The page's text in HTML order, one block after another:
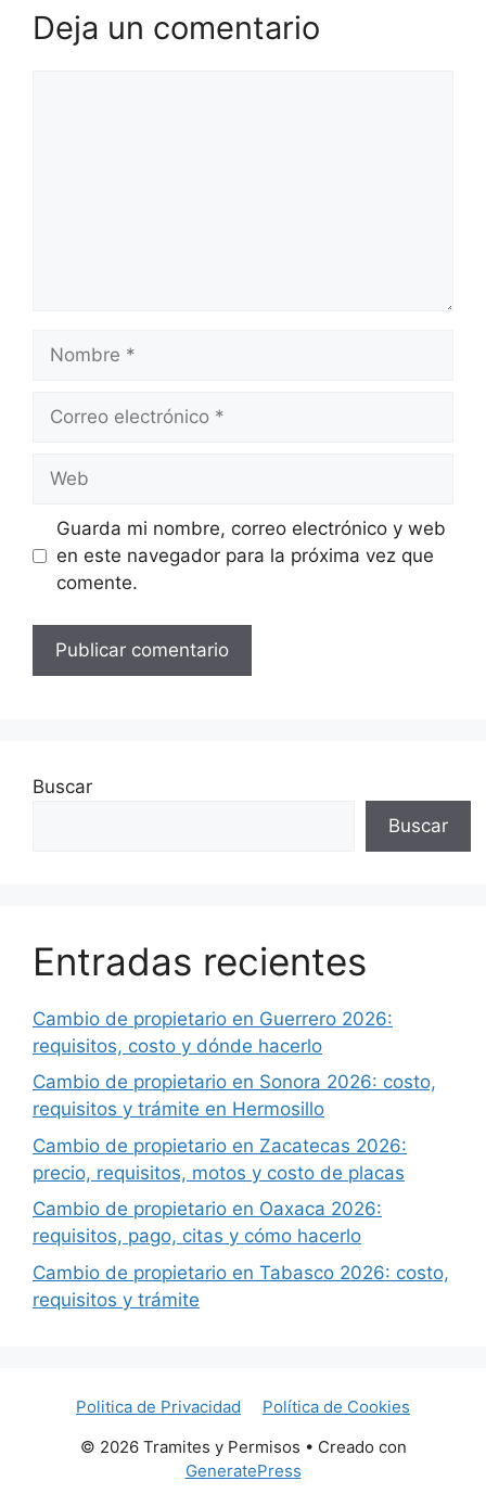
Deja un comentario
Nombre
Correo
Web
Guarda mi nombre, correo electrónico y web
en este navegador para la próxima vez que
comente.
Buscar
Buscar
Entradas recientes
Cambio de propietario en Guerrero 2026:
requisitos, costo y dónde hacerlo
Cambio de propietario en Sonora 2026: costo,
requisitos y trámite en Hermosillo
Cambio de propietario en Zacatecas 2026:
precio, requisitos, motos y costo de placas
Cambio de propietario en Oaxaca 2026:
requisitos, pago, citas y cómo hacerlo
Cambio de propietario en Tabasco 2026: costo,
requisitos y trámite
Politica de Privacidad
Política de Cookies
© 2026 Tramites y Permisos • Creado con
GeneratePress